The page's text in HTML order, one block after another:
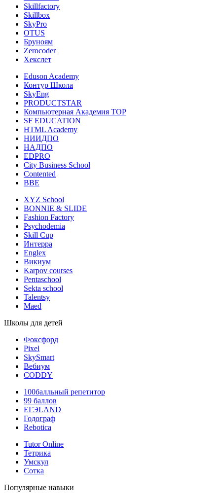
Skillfactory
Skillbox
SkyPro
OTUS
Бруноям
Zerocoder
Хекслет
Eduson Academy
Контур Школа
SkyEng
PRODUCTSTAR
Компьютерная Академия TOP
SF EDUCATION
HTML Academy
НИИДПО
НАДПО
EDPRO
City Business School
Contented
BBE
XYZ School
BONNIE & SLIDE
Fashion Factory
Psychodemia
Skill Cup
Интерра
Englex
Викиум
Karpov courses
Pentaschool
Sekta school
Talentsy
Maed
Школы для детей
Фоксфорд
Pixel
SkySmart
Вебиум
CODDY
100балльный репетитор
99 баллов
ЕГЭLAND
Годограф
Rebotica
Tutor Online
Тетрика
Умскул
Сотка
Популярные навыки